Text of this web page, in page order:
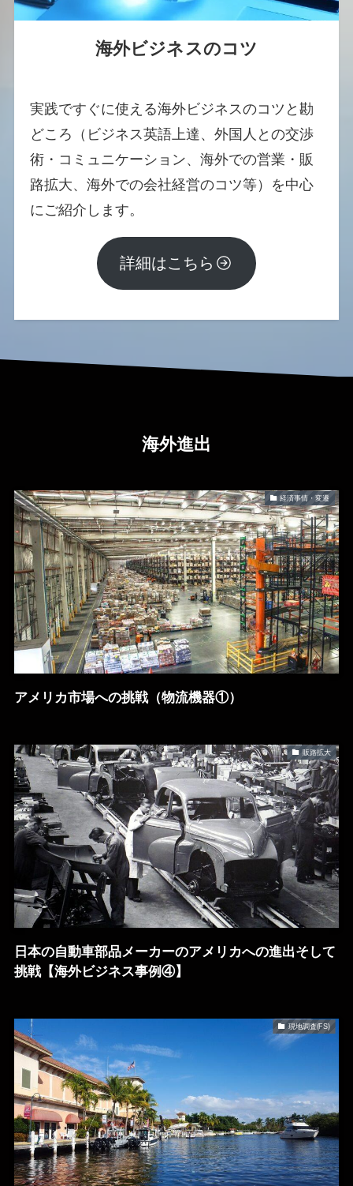
海外ビジネスのコツ
実践ですぐに使える海外ビジネスのコツと勘
どころ（ビジネス英語上達、外国人との交渉
術・コミュニケーション、海外での営業・販
路拡大、海外での会社経営のコツ等）を中心
にご紹介します。
詳細はこちら
海外進出
経済事情・変遷
アメリカ市場への挑戦（物流機器①）
販路拡大
日本の自動車部品メーカーのアメリカへの進出そして
挑戦【海外ビジネス事例④】
現地調査(FS)